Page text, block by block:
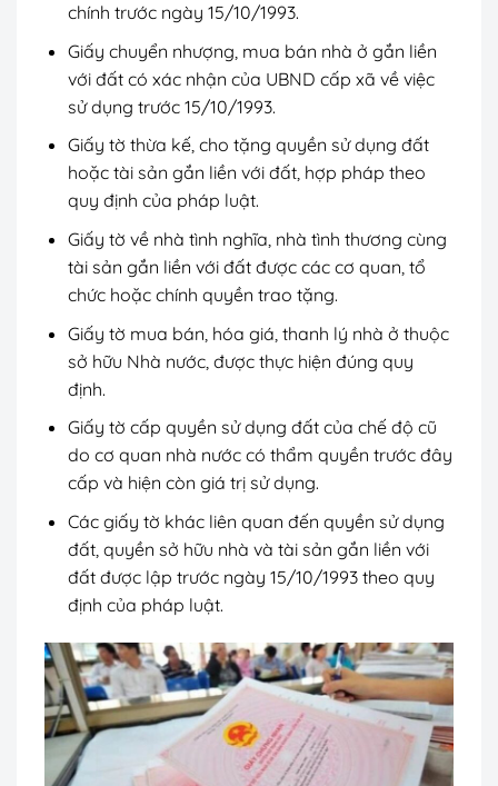
chính trước ngày 15/10/1993.
Giấy chuyển nhượng, mua bán nhà ở gắn liền
với đất có xác nhận của UBND cấp xã về việc
sử dụng trước 15/10/1993.
Giấy tờ thừa kế, cho tặng quyền sử dụng đất
hoặc tài sản gắn liền với đất, hợp pháp theo
quy định của pháp luật.
Giấy tờ về nhà tình nghĩa, nhà tình thương cùng
tài sản gắn liền với đất được các cơ quan, tổ
chức hoặc chính quyền trao tặng.
Giấy tờ mua bán, hóa giá, thanh lý nhà ở thuộc
sở hữu Nhà nước, được thực hiện đúng quy
định.
Giấy tờ cấp quyền sử dụng đất của chế độ cũ
do cơ quan nhà nước có thẩm quyền trước đây
cấp và hiện còn giá trị sử dụng.
Các giấy tờ khác liên quan đến quyền sử dụng
đất, quyền sở hữu nhà và tài sản gắn liền với
đất được lập trước ngày 15/10/1993 theo quy
định của pháp luật.